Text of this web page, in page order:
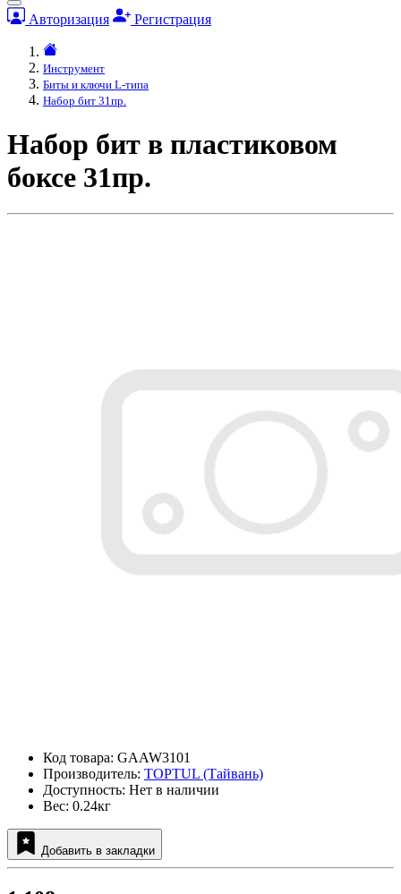
Авторизация Регистрация
Инструмент
Биты и ключи L-типа
Набор бит 31пр.
Набор бит в пластиковом
боксе 31пр.
Код товара: GAAW3101
Производитель: TOPTUL (Тайвань)
Доступность: Нет в наличии
Вес: 0.24кг
Добавить в закладки